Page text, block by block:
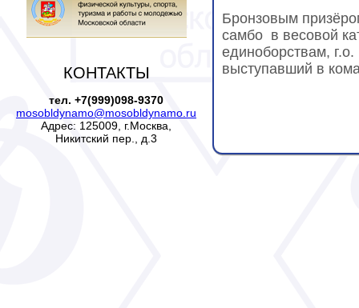
КОНТАКТЫ
тел. +7(999)098-9370
mosobldynamo@mosobldynamo.ru
Адрес: 125009, г.Москва,
Никитский пер., д.3
Бронзовым
самбо в весовой
единоборствам,
выступавший в